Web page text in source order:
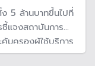
5 ล้านบาทขึ้นไปที่
แจงสถาบันการ
มครองผู้ใช้บริการ